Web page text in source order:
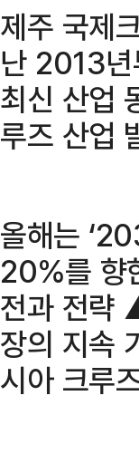
제주 국제
난 2013년
최신 산업
루즈 산업
올해는
20%를 향
전과 전략
장의 지속
시아 크루